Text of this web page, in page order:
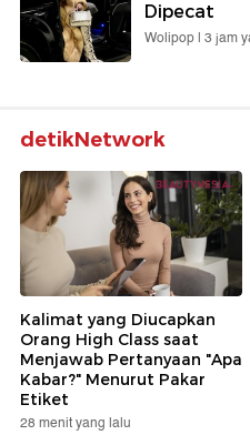
Dipecat
Wolipop | 3 jam
detikNetwork
Kalimat yang Diucapkan
Orang High Class saat
Menjawab Pertanyaan "Apa
Kabar?" Menurut Pakar
Etiket
28 menit yang lalu